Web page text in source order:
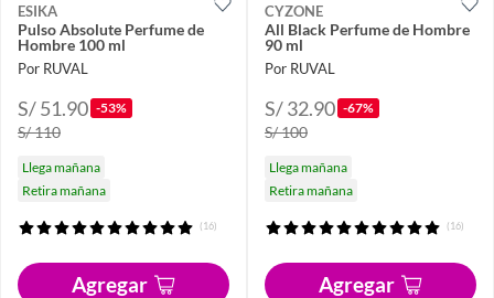
ESIKA
Pulso Absolute Perfume de
Hombre 100 ml
Por RUVAL
S/ 51.90 -53%
S/ 110
Llega mañana
Retira mañana
(16)
Agregar
CYZONE
All Black Perfume de Hombre
90 ml
Por RUVAL
S/ 32.90 -67%
S/ 100
Llega mañana
Retira mañana
(16)
Agregar